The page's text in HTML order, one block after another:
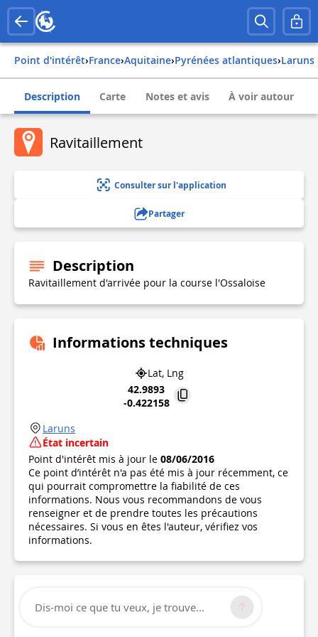
Point d'intérêt› france› aquitaine› pyrénées atlantiques› laruns
Description Carte Notes et avis À voir autour
Ravitaillement
Consulter sur l'application
Partager
Description
Ravitaillement d'arrivée pour la course l'Ossaloise
Informations techniques
Lat, Lng
42.9893
-0.422158
Laruns
État incertain
Point d'intérêt mis à jour le 08/06/2016
Ce point d’intérêt n'a pas été mis à jour récemment, ce
qui pourrait compromettre la fiabilité de ces
informations. Nous vous recommandons de vous
renseigner et de prendre toutes les précautions
nécessaires. Si vous en êtes l'auteur, vérifiez vos
informations.
Dis-moi ce que tu veux, je trouve...